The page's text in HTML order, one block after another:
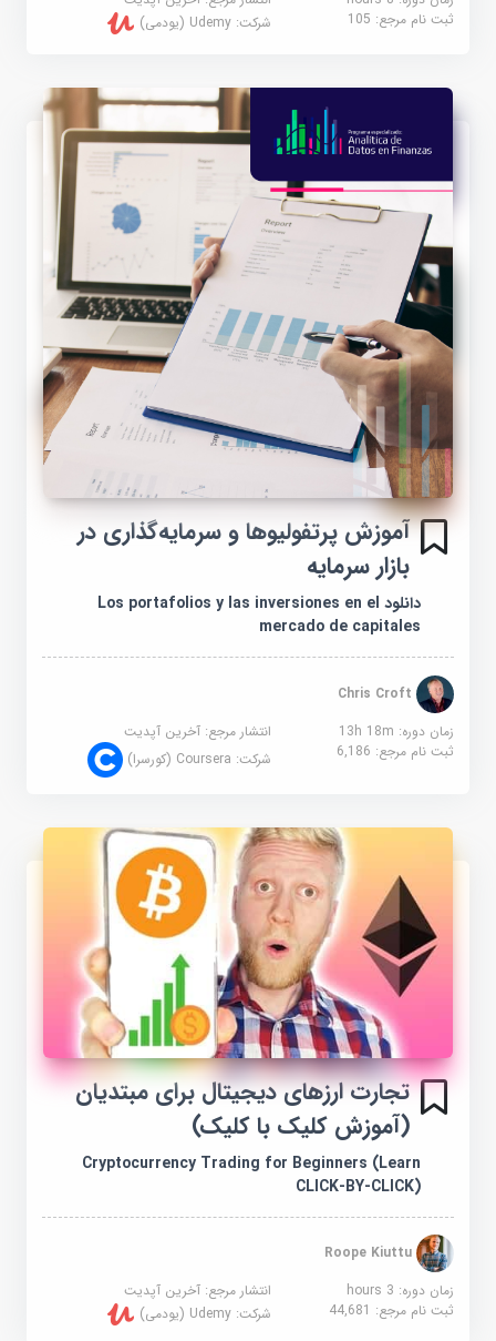
ثبت نام مرجع:105 شرکت:Udemy (یودمی)
آموزش پرتفولیوها و سرمایه‌گذاری در
بازار سرمایه
دانلود Los portafolios y las inversiones en el
mercado de capitales
Chris Croft
زمان دوره: 13h 18m
انتشار مرجع:آخرین آپدیت
ثبت نام مرجع:6,186 شرکت:Coursera (کورسرا)
تجارت ارزهای دیجیتال برای مبتدیان
(آموزش کلیک با کلیک)
Cryptocurrency Trading for Beginners (Learn
CLICK-BY-CLICK)
Roope Kiuttu
زمان دوره: 3 hours
انتشار مرجع:آخرین آپدیت
ثبت نام مرجع:44,681 شرکت:Udemy (یودمی)